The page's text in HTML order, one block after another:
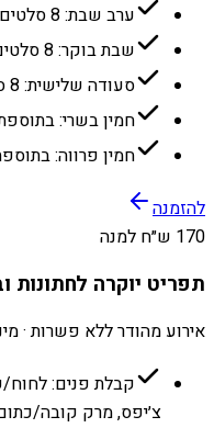
ערב שבת: 8 סלטים, 2 ראשונות, 3 תוספות, 3 בשרים
שבת בוקר: 8 סלטים, 3 תוספות, 3 בשרים
סעודה שלישית: 8 סלטים, דג מטוגן, פשטידת השף
חמין בשרי: בתוספת 35 ש״ח
חמין פרווה: בתוספת 8 ש״ח
להזמנה
170 ש״ח למנה
תפריט יוקרה לחתונות
אירוע מהודר ללא פשרות · מינימום
קבלת פנים:
צ׳יפס, מרק קובה/